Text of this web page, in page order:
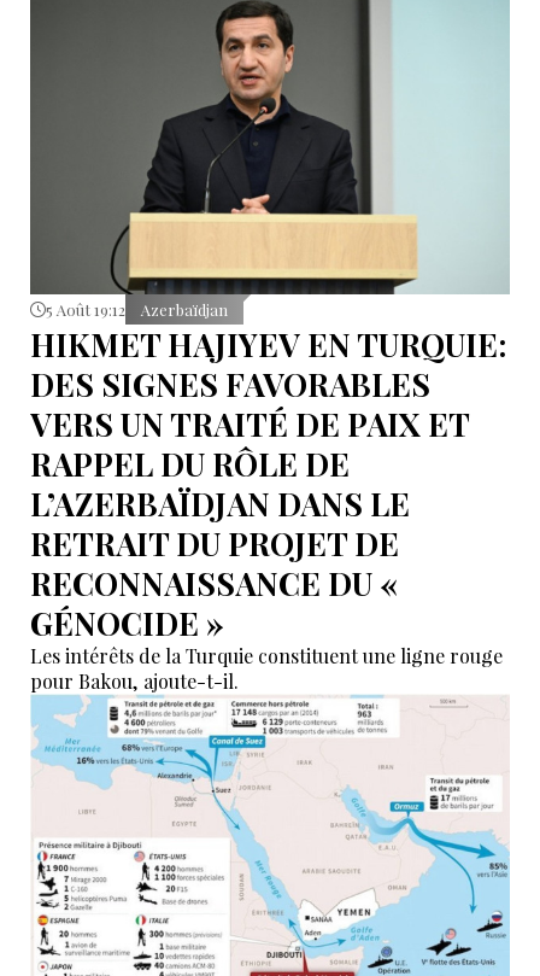
5 Août 19:12 Azerbaïdjan
HIKMET HAJIYEV EN TURQUIE:
DES SIGNES FAVORABLES
VERS UN TRAITÉ DE PAIX ET
RAPPEL DU RÔLE DE
L’AZERBAÏDJAN DANS LE
RETRAIT DU PROJET DE
RECONNAISSANCE DU «
GÉNOCIDE »
Les intérêts de la Turquie constituent une ligne rouge
pour Bakou, ajoute-t-il.